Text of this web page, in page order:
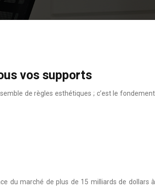
vos supports
de règles esthétiques ; c’est le fondement
du marché de plus de 15 milliards de dollars à